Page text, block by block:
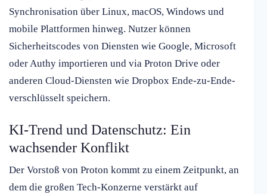
Synchronisation über Linux, macOS, Windows und
mobile Plattformen hinweg. Nutzer können
Sicherheitscodes von Diensten wie Google, Microsoft
oder Authy importieren und via Proton Drive oder
anderen Cloud-Diensten wie Dropbox Ende-zu-Ende-
verschlüsselt speichern.
KI-Trend und Datenschutz: Ein
wachsender Konflikt
Der Vorstoß von Proton kommt zu einem Zeitpunkt, an
dem die großen Tech-Konzerne verstärkt auf